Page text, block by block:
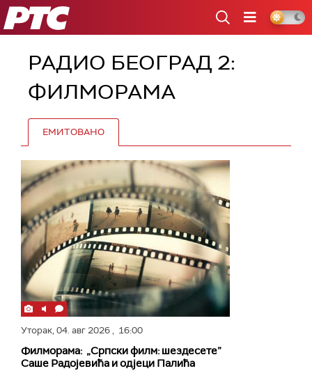
РТС
РАДИО БЕОГРАД 2:
ФИЛМОРАМА
ЕМИТОВАНО
Уторак,04. авг 2026, 16:00
Филморама: „Српски филм: шездесете”
Саше Радојевића и одјеци Палића